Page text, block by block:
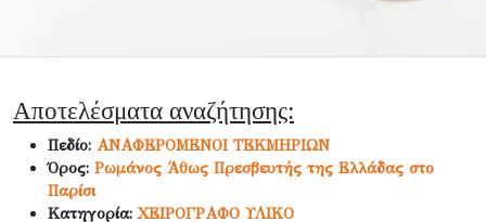
Αποτελέσματα αναζήτησης:
Πεδίο: ΑΝΑΦΕΡΟΜΕΝΟΙ ΤΕΚΜΗΡΙΩΝ
Όρος: Ρωμάνος Άθως Πρεσβευτής της Ελλάδας στο
Παρίσι
Κατηγορία:ΧΕΙΡΟΓΡΑΦΟ ΥΛΙΚΟ